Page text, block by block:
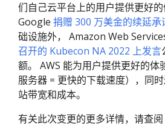
们自己云平台上的用户提供更好
Google 捐赠 300 万美金的续延承
础设施外， Amazon Web
召开的 Kubecon NA 2022 上发言
额。 AWS 能为用户提供更好的体
服务器 = 更快的下载速度），同
站带宽和成本。
有关此次变更的更多详情，请查阅